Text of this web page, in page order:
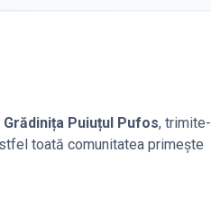
Grădinița Puiuțul Pufos, trimite-
toată comunitatea primește